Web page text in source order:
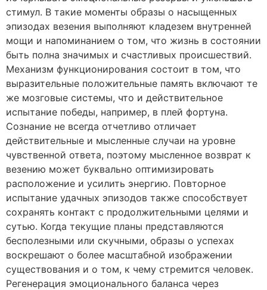
стимул. В такие моменты образы о насыщенных
эпизодах везения выполняют кладезем внутренней
мощи и напоминанием о том, что жизнь в состоянии
быть полна значимых и счастливых происшествий.
Механизм функционирования состоит в том, что
выразительные положительные память включают те
же мозговые системы, что и действительное
испытание победы, например, в плей фортуна.
Сознание не всегда отчетливо отличает
действительные и мысленные случаи на уровне
чувственной ответа, поэтому мысленное возврат к
везению может буквально оптимизировать
расположение и усилить энергию. Повторное
испытание удачных эпизодов также способствует
сохранять контакт с продолжительными целями и
сутью. Когда текущие планы представляются
бесполезными или скучными, образы о успехах
воскрешают о более масштабной изображении
существования и о том, к чему стремится человек.
Регенерация эмоционального баланса через